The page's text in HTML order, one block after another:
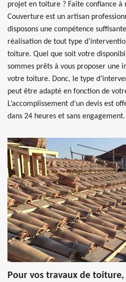
projet en toiture ? Faite confiance à
Couverture est un artisan
disposons une compétence
réalisation de tout type
toiture. Quel que soit votre
sommes prêts à vous proposer une
votre toiture. Donc, le type
peut être adapté en fonction de
L’accomplissement d’un devis est
dans 24 heures et sans engagement.
Pour vos travaux de toiture,